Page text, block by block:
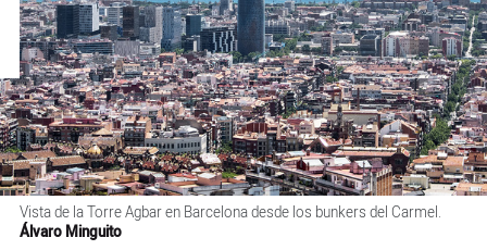
Vista de la Torre Agbar en Barcelona desde los bunkers del Carmel.
Álvaro Minguito